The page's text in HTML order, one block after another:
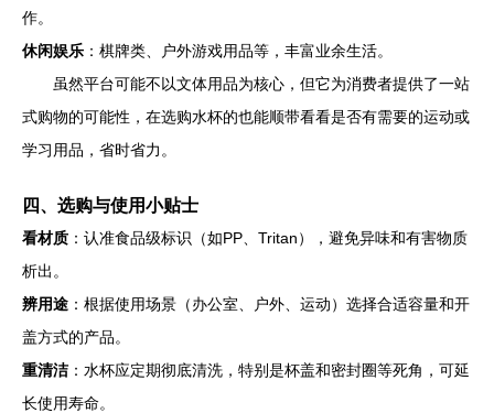
作。
休闲娱乐 ：棋牌类、户外游戏用品等，丰富业余生活。
虽然平台可能不以文体用品为核心，但它为消费者提供了一站
式购物的可能性，在选购水杯的也能顺带看看是否有需要的运动或
学习用品，省时省力。
四、选购与使用小贴士
看材质 ：认准食品级标识（如PP、Tritan），避免异味和有害物质
析出。
辨用途 ：根据使用场景（办公室、户外、运动）选择合适容量和开
盖方式的产品。
重清洁 ：水杯应定期彻底清洗，特别是杯盖和密封圈等死角，可延
长使用寿命。